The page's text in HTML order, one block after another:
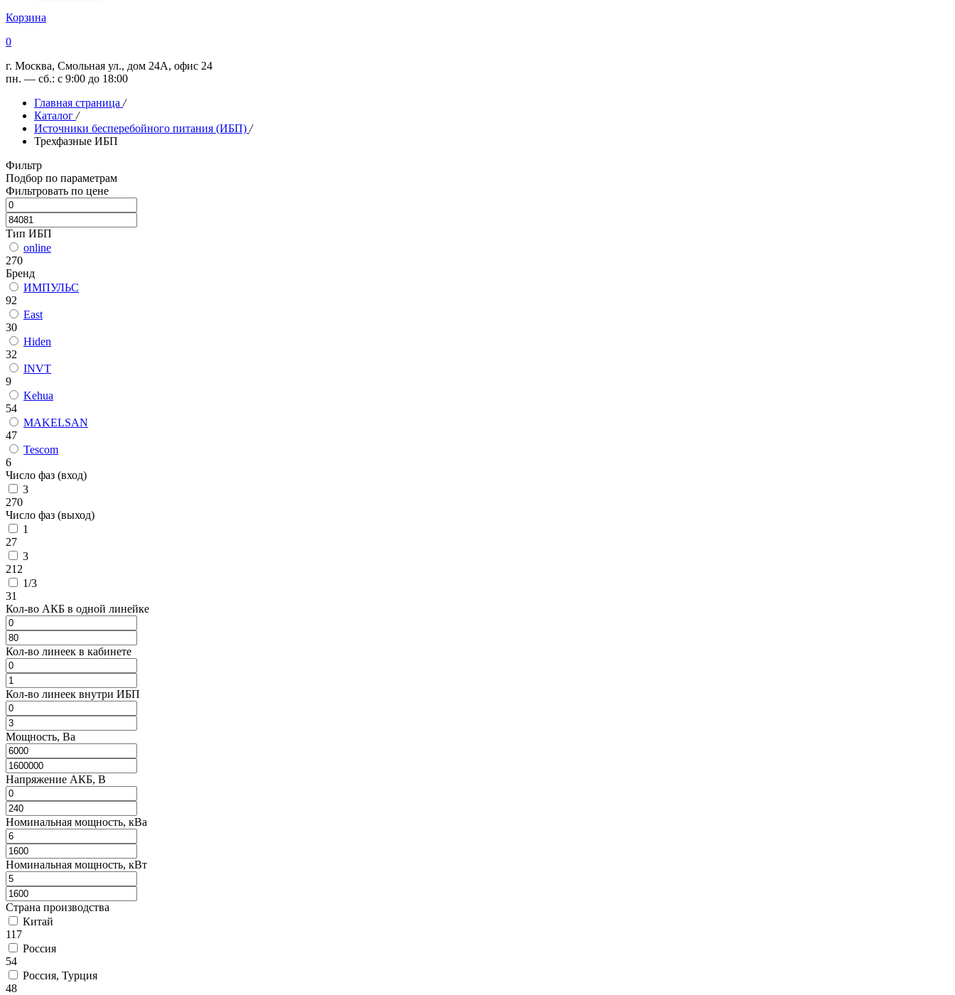
Корзина
0
г. Москва, Смольная ул., дом 24А, офис 24
пн. — сб.: с 9:00 до 18:00
Главная страница /
Каталог /
Источники бесперебойного питания (ИБП) /
Трехфазные ИБП
Фильтр
Подбор по параметрам
Фильтровать по цене
Тип ИБП
online
270
Бренд
ИМПУЛЬС
92
East
30
Hiden
32
INVT
9
Kehua
54
MAKELSAN
47
Tescom
6
Число фаз (вход)
3
270
Число фаз (выход)
1
27
3
212
1/3
31
Кол-во АКБ в одной линейке
Кол-во линеек в кабинете
Кол-во линеек внутри ИБП
Мощность, Ва
Напряжение АКБ, В
Номинальная мощность, кВа
Номинальная мощность, кВт
Страна производства
Китай
117
Россия
54
Россия, Турция
48